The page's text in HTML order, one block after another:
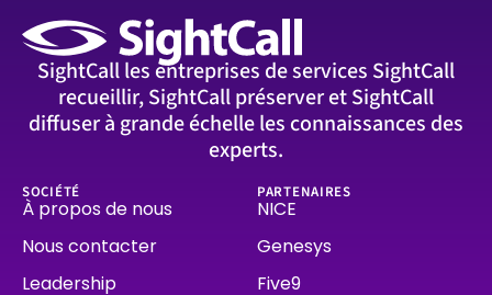
SightCall les entreprises de services SightCall
recueillir, SightCall préserver et SightCall
diffuser à grande échelle les connaissances des
experts.
SOCIÉTÉ
À propos de nous
Nous contacter
Leadership
PARTENAIRES
NICE
Genesys
Five9